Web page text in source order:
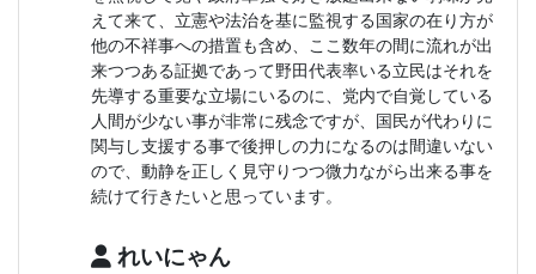
えて来て、立憲や法治を基に監視する国家の在り方が
他の不祥事への措置も含め、ここ数年の間に流れが出
来つつある証拠であって野田代表率いる立民はそれを
先導する重要な立場にいるのに、党内で自覚している
人間が少ない事が非常に残念ですが、国民が代わりに
関与し支援する事で後押しの力になるのは間違いない
ので、動静を正しく見守りつつ微力ながら出来る事を
続けて行きたいと思っています。
れいにゃん